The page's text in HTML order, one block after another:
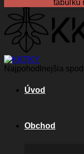
tabuľku
Najpohodlnejšia
Úvod
Obchod